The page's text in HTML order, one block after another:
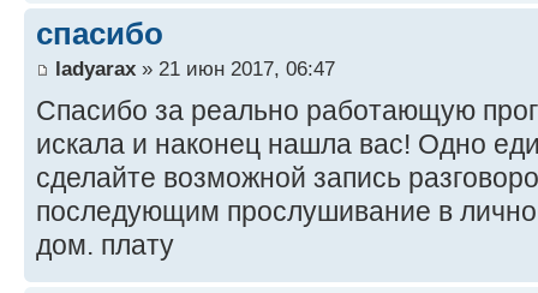
спасибо
ladyarax » 21 июн 2017, 06:47
Спасибо за реально работающую
искала и наконец нашла вас! Одно
сделайте возможной запись
последующим прослушивание в
дом. плату